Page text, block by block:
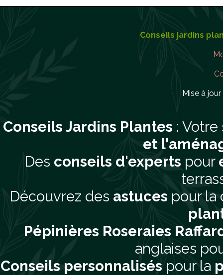
Conseils jardins
Mise à
Conseils Jardins Plantes :
et
Des conseils d'experts pour
Découvrez des astuces pour
Pépinières Roseraies
anglaises
Conseils personnalisés pour la